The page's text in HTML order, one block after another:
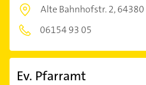
Alte Bahnhofstr. 2,
06154 93 05
Ev. Pfarramt